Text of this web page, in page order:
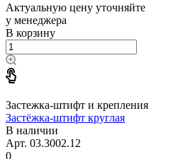
Актуальную цену уточняйте
у менеджера
В корзину
Застежка-штифт и крепления
Застёжка-штифт круглая
В наличии
Арт. 03.3002.12
0